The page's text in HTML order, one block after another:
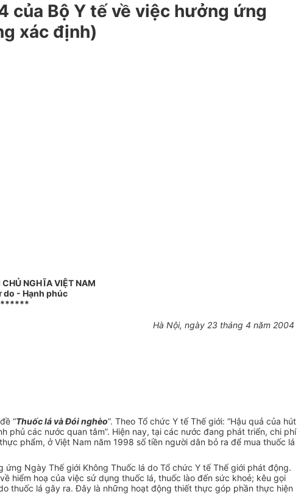
Bộ Y tế về việc hưởng ứng
xác định)
CHỦ NGHĨA VIỆT NAM
do - Hạnh phúc
Hà Nội, ngày 23 tháng 4 năm 2004
“Thuốc lá và Đói nghèo”. Theo Tổ chức Y tế Thế giới: “Hậu quả của hút
phủ các nước quan tâm”. Hiện nay, tại các nước đang phát triển, chi phí
phẩm, ở Việt Nam năm 1998 số tiền người dân bỏ ra để mua thuốc lá
Ngày Thế giới Không Thuốc lá do Tổ chức Y tế Thế giới phát động.
hiểm hoạ của việc sử dụng thuốc lá, thuốc lào đến sức khoẻ; kêu gọi
thuốc lá gây ra. Đây là những hoạt động thiết thực góp phần thực hiện